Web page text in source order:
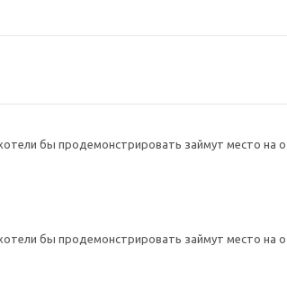
бы продемонстрировать займут место на
бы продемонстрировать займут место на